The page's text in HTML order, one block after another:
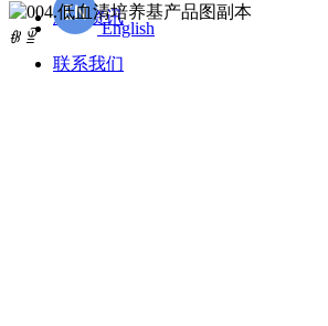
新闻资讯
联系我们
English
ꁆ ꁇ